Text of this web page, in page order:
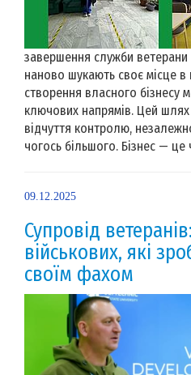
завершення служби ветерани
наново шукають своє місце в
створення власного бізнесу
ключових напрямів. Цей шлях
відчуття контролю,
чогось більшого. Бізнес — це
09.12.2025
Супровід
військових, які
своїм фахом